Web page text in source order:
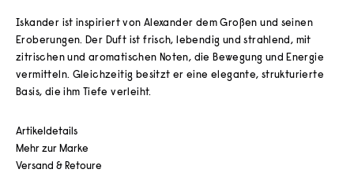
Iskander ist inspiriert von Alexander dem Großen und seinen
Eroberungen. Der Duft ist frisch, lebendig und strahlend, mit
zitrischen und aromatischen Noten, die Bewegung und Energie
vermitteln. Gleichzeitig besitzt er eine elegante, strukturierte
Basis, die ihm Tiefe verleiht.
Artikeldetails
Mehr zur Marke
Versand & Retoure